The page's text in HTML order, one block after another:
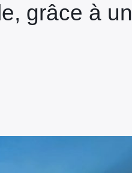
grâce à un